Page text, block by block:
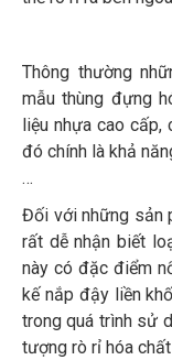
Thông thường
mẫu thùng đựng
liệu nhựa cao cấp,
đó chính là khả
…
Đối với những sản
rất dễ nhận biết
này có đặc điểm
kế nắp đậy liền
trong quá trình sử
tượng rò rỉ hóa